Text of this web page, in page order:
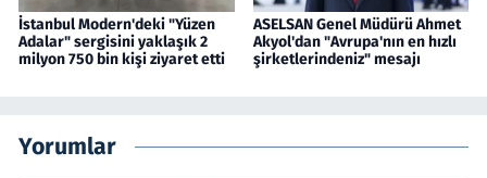
İstanbul Modern'deki "Yüzen
Adalar" sergisini yaklaşık 2
milyon 750 bin kişi ziyaret etti
ASELSAN Genel Müdürü Ahmet
Akyol'dan "Avrupa'nın en hızlı
şirketlerindeniz" mesajı
Yorumlar